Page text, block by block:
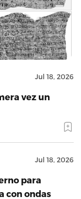
Jul 18, 2026
vez un
Jul 18, 2026
para
con ondas